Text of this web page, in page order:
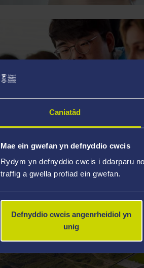
Caniatâd
Mae ein gwefan yn defnyddio cwcis
Rydym yn defnyddio cwcis i ddarparu
traffig a gwella profiad ein gwefan.
Defnyddio cwcis angenrheidiol yn
unig
YMCHWIL